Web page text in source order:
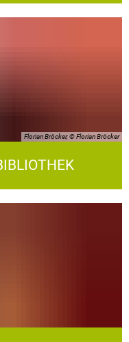
Florian Bröcker, © Florian Bröcker